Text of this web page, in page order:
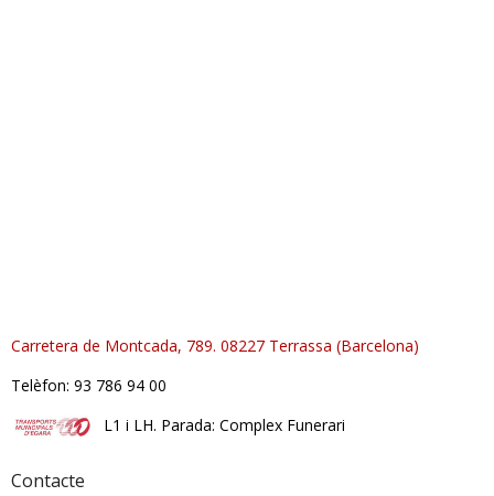
Carretera de Montcada, 789. 08227 Terrassa (Barcelona)
Telèfon: 93 786 94 00
L1 i LH. Parada: Complex Funerari
Contacte